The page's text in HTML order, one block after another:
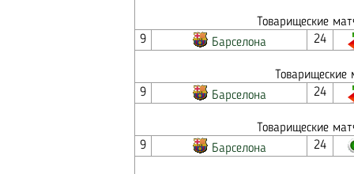
Товарищеские
9
Барселона 24
9
Барселона 24
Товарищеские
9
Барселона 24